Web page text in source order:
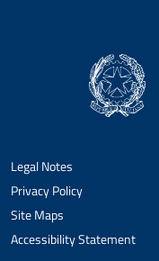
Legal Notes
Privacy Policy
Site Maps
Accessibility Statement